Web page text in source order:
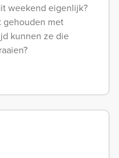
weekend eigenlijk?
gehouden met
kunnen ze die